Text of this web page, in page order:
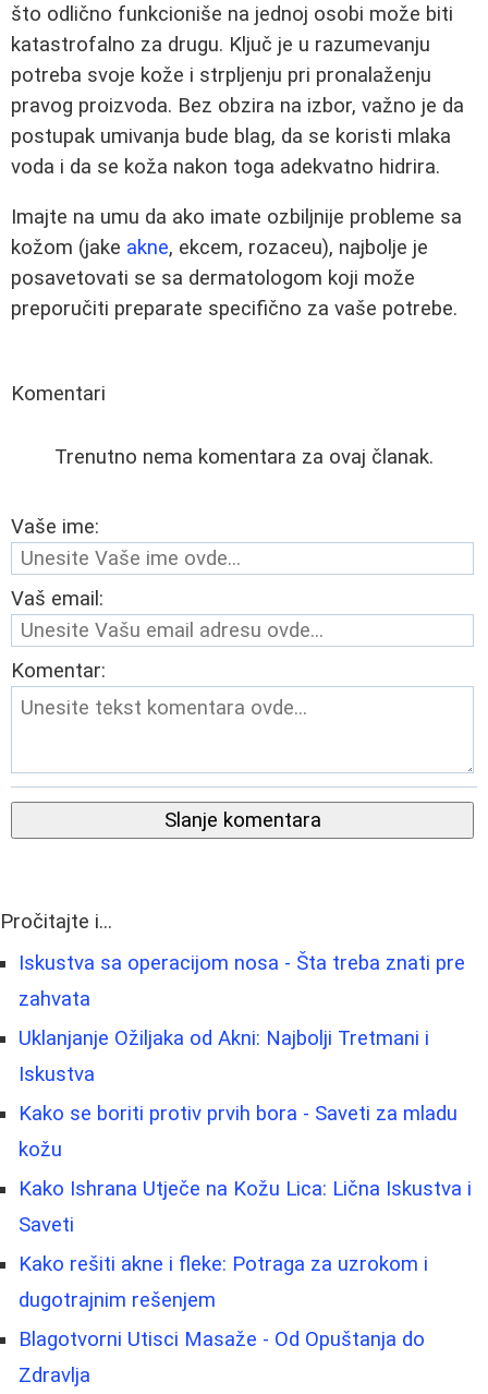
što odlično funkcioniše na jednoj osobi može biti
katastrofalno za drugu. Ključ je u razumevanju
potreba svoje kože i strpljenju pri pronalaženju
pravog proizvoda. Bez obzira na izbor, važno je da
postupak umivanja bude blag, da se koristi mlaka
voda i da se koža nakon toga adekvatno hidrira.
Imajte na umu da ako imate ozbiljnije probleme sa
kožom (jake akne, ekcem, rozaceu), najbolje je
posavetovati se sa dermatologom koji može
preporučiti preparate specifično za vaše potrebe.
Komentari
Trenutno nema komentara za ovaj članak.
Vaše ime:
Vaš email:
Komentar:
Slanje komentara
Pročitajte i...
Iskustva sa operacijom nosa - Šta treba znati pre
zahvata
Uklanjanje Ožiljaka od Akni: Najbolji Tretmani i
Iskustva
Kako se boriti protiv prvih bora - Saveti za mladu
kožu
Kako Ishrana Utječe na Kožu Lica: Lična Iskustva i
Saveti
Kako rešiti akne i fleke: Potraga za uzrokom i
dugotrajnim rešenjem
Blagotvorni Utisci Masaže - Od Opuštanja do
Zdravlja